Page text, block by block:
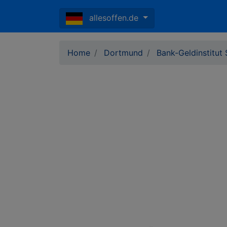
allesoffen.de
Home Dortmund Bank-Geldinstitut